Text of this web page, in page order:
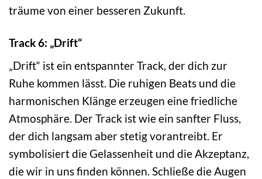
träume von einer besseren Zukunft.
Track 6: „Drift“
„Drift“ ist ein entspannter Track, der dich zur
Ruhe kommen lässt. Die ruhigen Beats und die
harmonischen Klänge erzeugen eine friedliche
Atmosphäre. Der Track ist wie ein sanfter Fluss,
der dich langsam aber stetig vorantreibt. Er
symbolisiert die Gelassenheit und die Akzeptanz,
die wir in uns finden können. Schließe die Augen